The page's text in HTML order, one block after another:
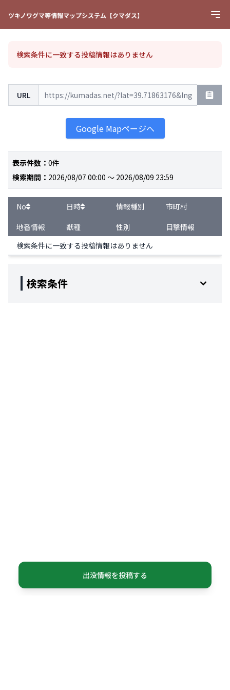
ツキノワグマ等情報マップシステム【クマダス】
検索条件
検索条件に一致する投稿情報はありません
URL
Google Mapページへ
表示件数 ： 0件
検索期間 ： 2026/08/07 00:00 ～ 2026/08/09 23:59
No 日時 情報種別
市町村
地番情報
獣種 性別
目撃情報
検索条件に一致する投稿情報はありません
出没情報を投稿する